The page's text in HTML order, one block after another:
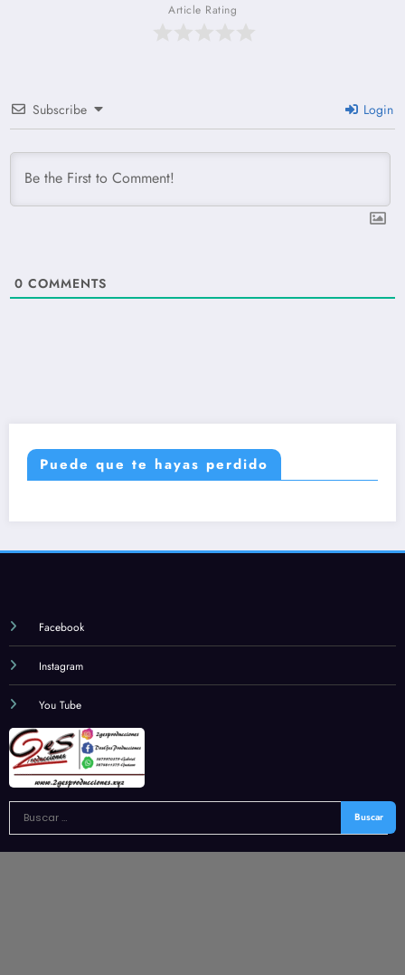
Article Rating
Subscribe Login
0 COMMENTS
Puede que te hayas perdido
Facebook
Instagram
You Tube